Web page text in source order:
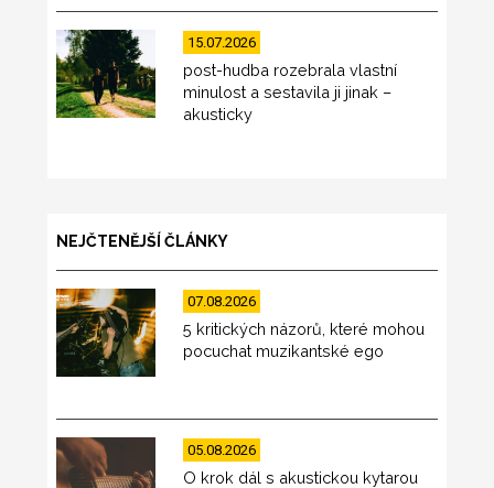
15.07.2026
post-hudba rozebrala vlastní
minulost a sestavila ji jinak –
akusticky
NEJČTENĚJŠÍ ČLÁNKY
07.08.2026
5 kritických názorů, které mohou
pocuchat muzikantské ego
05.08.2026
O krok dál s akustickou kytarou